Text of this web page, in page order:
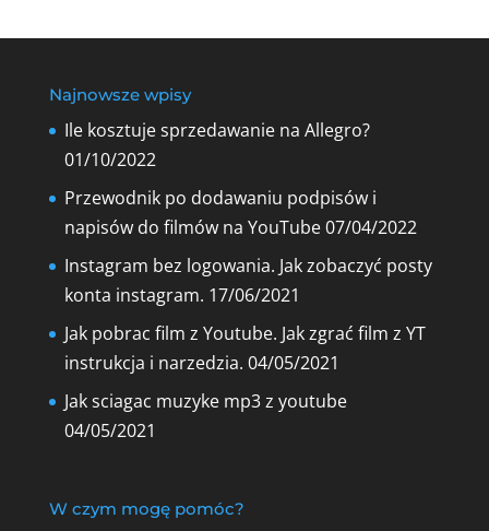
Najnowsze wpisy
Ile kosztuje sprzedawanie na Allegro?
01/10/2022
Przewodnik po dodawaniu podpisów i
napisów do filmów na YouTube07/04/2022
Instagram bez logowania. Jak zobaczyć posty
konta instagram. 17/06/2021
Jak pobrac film z Youtube. Jak zgrać film z YT
instrukcja i narzedzia. 04/05/2021
Jak sciagac muzyke mp3 z youtube
04/05/2021
W czym mogę pomóc?